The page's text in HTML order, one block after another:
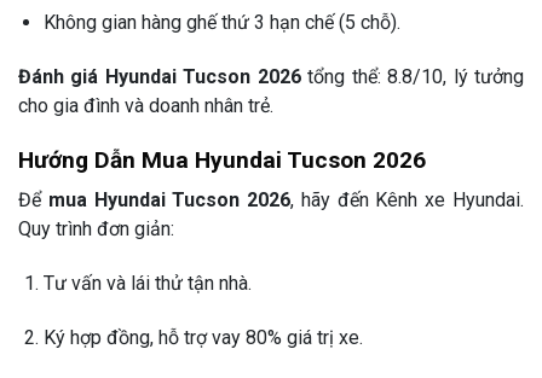
Không gian hàng ghế thứ 3 hạn chế (5 chỗ).
Đánh giá Hyundai Tucson 2026tổng thể: 8.8/10, lý tưởng
cho gia đình và doanh nhân trẻ.
Hướng Dẫn Mua Hyundai Tucson 2026
Để mua Hyundai Tucson 2026, hãy đến Kênh xe Hyundai.
Quy trình đơn giản:
Tư vấn và lái thử tận nhà.
Ký hợp đồng, hỗ trợ vay 80% giá trị xe.